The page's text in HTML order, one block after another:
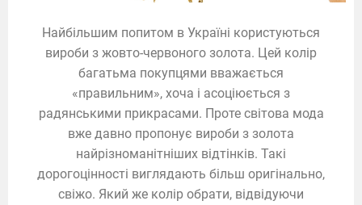
Найбільшим попитом в Україні користуються
вироби з жовто-червоного золота. Цей колір
багатьма покупцями вважається
«правильним», хоча і асоціюється з
радянськими прикрасами. Проте світова мода
вже давно пропонує вироби з золота
найрізноманітніших відтінків. Такі
дорогоцінності виглядають більш оригінально,
свіжо. Який же колір обрати, відвідуючи